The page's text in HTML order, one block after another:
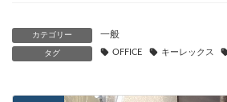
カテゴリー 一般
タグ OFFICE キーレックス